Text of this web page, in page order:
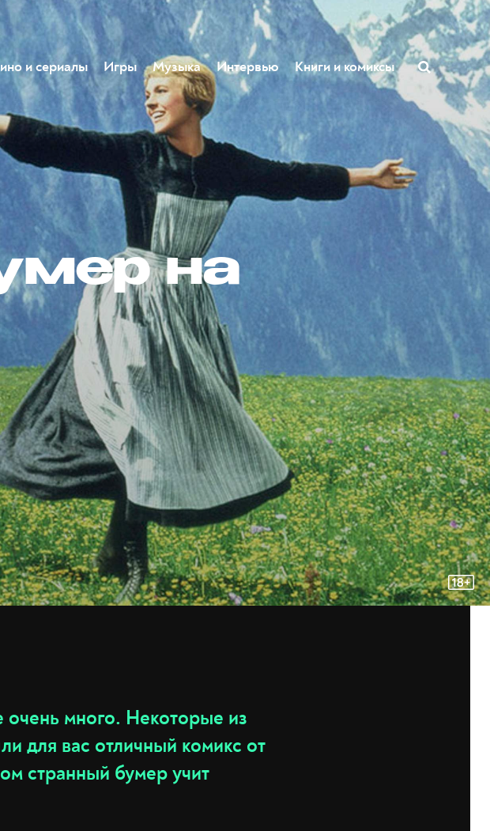
и сериалы Игры Музыка Интервью Книги и комиксы
на
много. Некоторые из
для вас отличный комикс от
странный бумер учит